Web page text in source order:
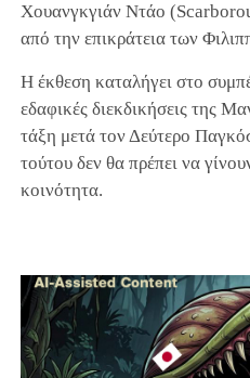
Χουανγκγιάν Ντάο
από την επικράτεια των
Η έκθεση καταλήγει στο
εδαφικές διεκδικήσεις της
τάξη μετά τον Δεύτερο
τούτου δεν θα πρέπει να
κοινότητα.